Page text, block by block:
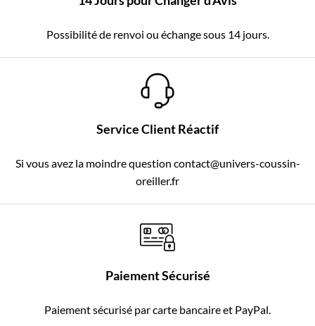
Possibilité de renvoi ou échange sous 14 jours.
Service Client Réactif
Si vous avez la moindre question contact@univers-coussin-
oreiller.fr
Paiement Sécurisé
Paiement sécurisé par carte bancaire et PayPal.